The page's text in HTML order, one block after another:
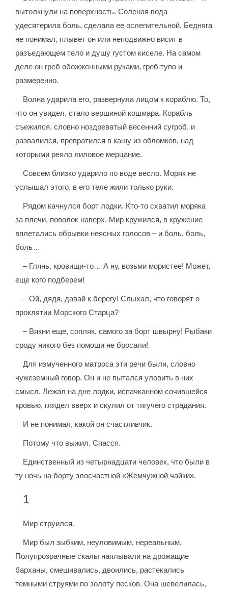
вытолкнули на поверхность. Соленая вода
удесятерила боль, сделала ее ослепительной. Бедняга
не понимал, плывет он или неподвижно висит в
разъедающем тело и душу густом киселе. На самом
деле он греб обожженными руками, греб тупо и
размеренно.
Волна ударила его, развернула лицом к кораблю. То,
что он увидел, стало вершиной кошмара. Корабль
съежился, словно ноздреватый весенний сугроб, и
развалился, превратился в кашу из обломков, над
которыми реяло лиловое мерцание.
Совсем близко ударило по воде весло. Моряк не
услышал этого, в его теле жили только руки.
Рядом качнулся борт лодки. Кто-то схватил моряка
за плечи, поволок наверх. Мир кружился, в кружение
вплетались обрывки неясных голосов – и боль, боль,
боль…
– Глянь, кровищи-то… А ну, возьми мористее! Может,
еще кого подберем!
– Ой, дядя, давай к берегу! Слыхал, что говорят о
проклятии Морского Старца?
– Вякни еще, сопляк, самого за борт швырну! Рыбаки
сроду никого без помощи не бросали!
Для измученного матроса эти речи были, словно
чужеземный говор. Он и не пытался уловить в них
смысл. Лежал на дне лодки, испачканном сочившейся
кровью, глядел вверх и скулил от тягучего страдания.
И не понимал, какой он счастливчик.
Потому что выжил. Спасся.
Единственный из четырнадцати человек, что были в
ту ночь на борту злосчастной «Жемчужной чайки».
1
Мир струился.
Мир был зыбким, неуловимым, нереальным.
Полупрозрачные скалы наплывали на дрожащие
барханы, смешивались, двоились, растекались
темными струями по золоту песков. Она шевелилась,